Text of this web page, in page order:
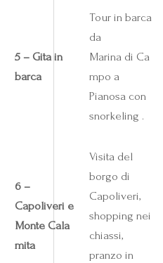
5 – Gita in
barca
Tour in barca
da
Marina di Ca
mpo a
Pianosa con
snorkeling .
6 –
Capoliveri e
Monte Cala
mita
Visita del
borgo di
Capoliveri,
shopping nei
chiassi,
pranzo in